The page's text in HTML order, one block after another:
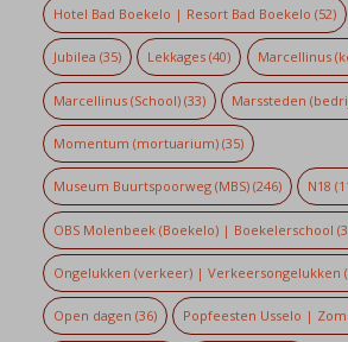
Hotel Bad Boekelo | Resort Bad Boekelo (52)
Jubilea (35) Lekkages (40) Marcellinus
Marcellinus (School)(33) Marssteden
Momentum (mortuarium)(35)
Museum Buurtspoorweg (MBS)(246) N18
OBS Molenbeek (Boekelo) | Boekelerschool
Ongelukken (verkeer) | Verkeersongelukken
Open dagen (36) Popfeesten Usselo |